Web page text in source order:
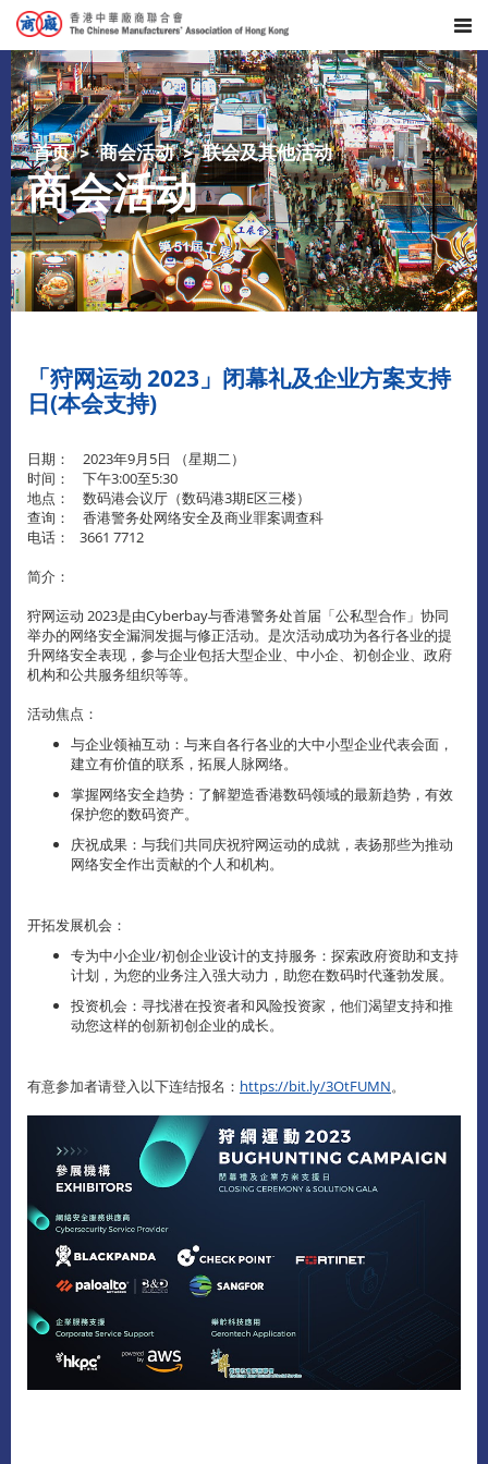
首页 商会活动 联会及其他活动
商会活动
「狩网运动 2023」闭幕礼及企业方案支持
日(本会支持)
日期： 2023年9月5日 （星期二）
时间： 下午3:00至5:30
地点： 数码港会议厅（数码港3期E区三楼）
查询： 香港警务处网络安全及商业罪案调查科
电话： 3661 7712
简介：
狩网运动 2023是由Cyberbay与香港警务处首届「公私型合作」协同
举办的网络安全漏洞发掘与修正活动。是次活动成功为各行各业的提
升网络安全表现，参与企业包括大型企业、中小企、初创企业、政府
机构和公共服务组织等等。
活动焦点：
与企业领袖互动：与来自各行各业的大中小型企业代表会面，
建立有价值的联系，拓展人脉网络。
掌握网络安全趋势：了解塑造香港数码领域的最新趋势，有效
保护您的数码资产。
庆祝成果：与我们共同庆祝狩网运动的成就，表扬那些为推动
网络安全作出贡献的个人和机构。
开拓发展机会：
专为中小企业/初创企业设计的支持服务：探索政府资助和支持
计划，为您的业务注入强大动力，助您在数码时代蓬勃发展。
投资机会：寻找潜在投资者和风险投资家，他们渴望支持和推
动您这样的创新初创企业的成长。
有意参加者请登入以下连结报名： https://bit.ly/3OtFUMN。